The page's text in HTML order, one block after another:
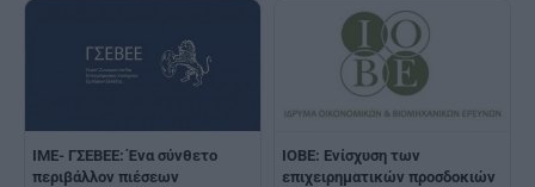
ΙΜΕ- ΓΣΕΒΕΕ: Ένα σύνθετο
περιβάλλον πιέσεων
ΙΟΒΕ: Ενίσχυση των
επιχειρηματικών προσδοκιών